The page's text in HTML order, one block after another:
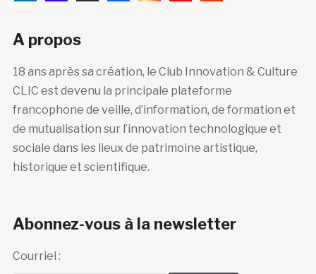
A propos
18 ans après sa création, le Club Innovation & Culture
CLIC est devenu la principale plateforme
francophone de veille, d’information, de formation et
de mutualisation sur l’innovation technologique et
sociale dans les lieux de patrimoine artistique,
historique et scientifique.
Abonnez-vous à la newsletter
Courriel :